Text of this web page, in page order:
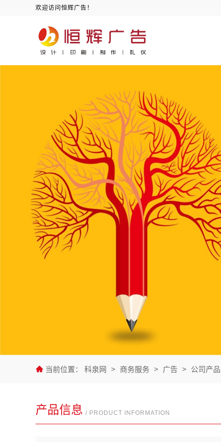
欢迎访问恒辉广告！
当前位置： 科泉网 > 商务服务 > 广告 > 公司产品
产品信息 / PRODUCT INFORMATION